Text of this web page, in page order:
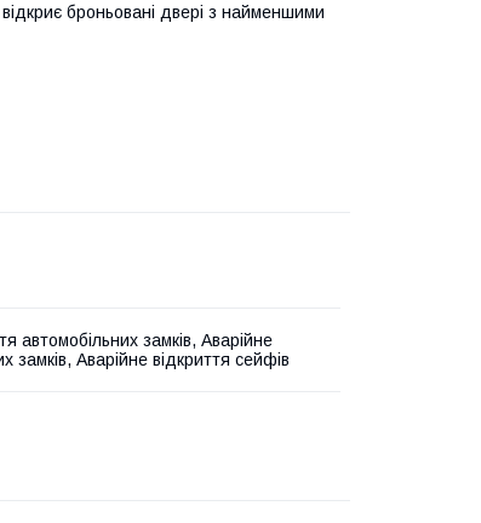
броньовані двері з найменшими
автомобільних замків, Аварійне
замків, Аварійне відкриття сейфів